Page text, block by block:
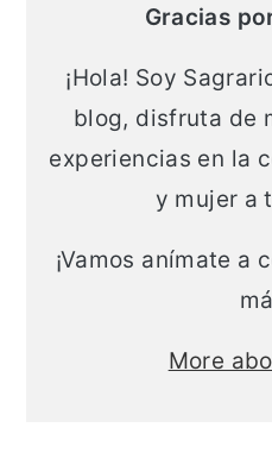
Gracias
¡Hola! Soy
blog, disfruta de
experiencias en la
y mujer a
¡Vamos anímate a
More